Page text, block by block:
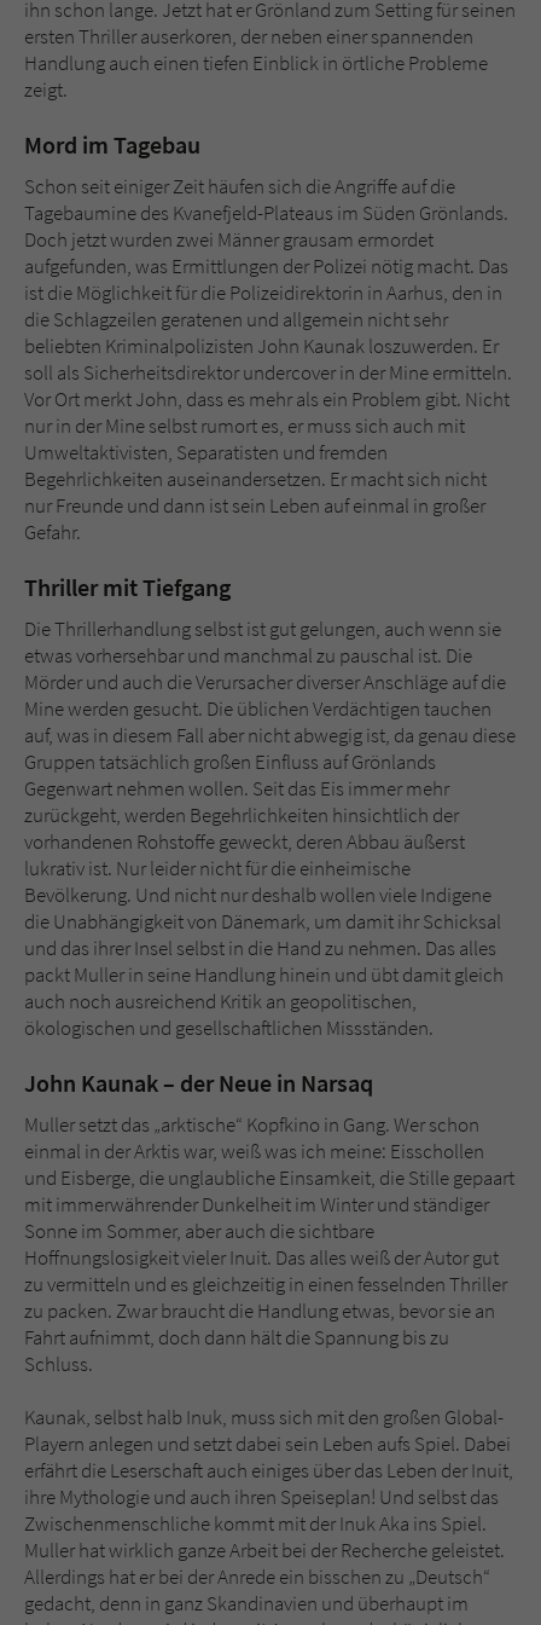
ihn schon lange. Jetzt hat er Grönland zum Setting für seinen
ersten Thriller auserkoren, der neben einer spannenden
Handlung auch einen tiefen Einblick in örtliche Probleme
zeigt.
Mord im Tagebau
Schon seit einiger Zeit häufen sich die Angriffe auf die
Tagebaumine des Kvanefjeld-Plateaus im Süden Grönlands.
Doch jetzt wurden zwei Männer grausam ermordet
aufgefunden, was Ermittlungen der Polizei nötig macht. Das
ist die Möglichkeit für die Polizeidirektorin in Aarhus, den in
die Schlagzeilen geratenen und allgemein nicht sehr
beliebten Kriminalpolizisten John Kaunak loszuwerden. Er
soll als Sicherheitsdirektor undercover in der Mine ermitteln.
Vor Ort merkt John, dass es mehr als ein Problem gibt. Nicht
nur in der Mine selbst rumort es, er muss sich auch mit
Umweltaktivisten, Separatisten und fremden
Begehrlichkeiten auseinandersetzen. Er macht sich nicht
nur Freunde und dann ist sein Leben auf einmal in großer
Gefahr.
Thriller mit Tiefgang
Die Thrillerhandlung selbst ist gut gelungen, auch wenn sie
etwas vorhersehbar und manchmal zu pauschal ist. Die
Mörder und auch die Verursacher diverser Anschläge auf die
Mine werden gesucht. Die üblichen Verdächtigen tauchen
auf, was in diesem Fall aber nicht abwegig ist, da genau diese
Gruppen tatsächlich großen Einfluss auf Grönlands
Gegenwart nehmen wollen. Seit das Eis immer mehr
zurückgeht, werden Begehrlichkeiten hinsichtlich der
vorhandenen Rohstoffe geweckt, deren Abbau äußerst
lukrativ ist. Nur leider nicht für die einheimische
Bevölkerung. Und nicht nur deshalb wollen viele Indigene
die Unabhängigkeit von Dänemark, um damit ihr Schicksal
und das ihrer Insel selbst in die Hand zu nehmen. Das alles
packt Muller in seine Handlung hinein und übt damit gleich
auch noch ausreichend Kritik an geopolitischen,
ökologischen und gesellschaftlichen Missständen.
John Kaunak – der Neue in Narsaq
Muller setzt das „arktische“ Kopfkino in Gang. Wer schon
einmal in der Arktis war, weiß was ich meine: Eisschollen
und Eisberge, die unglaubliche Einsamkeit, die Stille gepaart
mit immerwährender Dunkelheit im Winter und ständiger
Sonne im Sommer, aber auch die sichtbare
Hoffnungslosigkeit vieler Inuit. Das alles weiß der Autor gut
zu vermitteln und es gleichzeitig in einen fesselnden Thriller
zu packen. Zwar braucht die Handlung etwas, bevor sie an
Fahrt aufnimmt, doch dann hält die Spannung bis zu
Schluss.
Kaunak, selbst halb Inuk, muss sich mit den großen Global-
Playern anlegen und setzt dabei sein Leben aufs Spiel. Dabei
erfährt die Leserschaft auch einiges über das Leben der Inuit,
ihre Mythologie und auch ihren Speiseplan! Und selbst das
Zwischenmenschliche kommt mit der Inuk Aka ins Spiel.
Muller hat wirklich ganze Arbeit bei der Recherche geleistet.
Allerdings hat er bei der Anrede ein bisschen zu „Deutsch“
gedacht, denn in ganz Skandinavien und überhaupt im
Sicherheitscode des Kontaktformulars zu
überprüfen.